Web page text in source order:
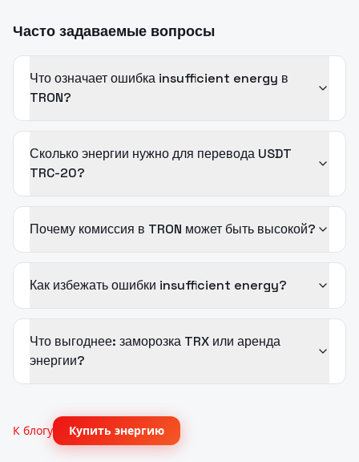
Часто задаваемые вопросы
Что означает ошибка insufficient energy в
TRON?
Сколько энергии нужно для перевода USDT
TRC-20?
Почему комиссия в TRON может быть высокой?
Как избежать ошибки insufficient energy?
Что выгоднее: заморозка TRX или аренда
энергии?
К блогу Купить энергию